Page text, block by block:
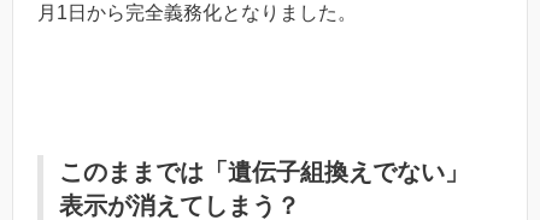
月1日から完全義務化となりました。
このままでは「遺伝子組換えでない」
表示が消えてしまう？